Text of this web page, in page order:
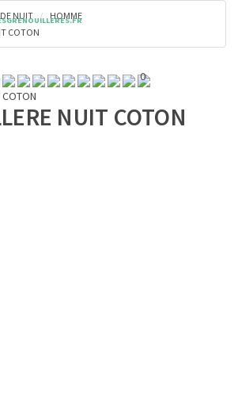
0
NUIT
HOMME
COTON
NUIT COTON